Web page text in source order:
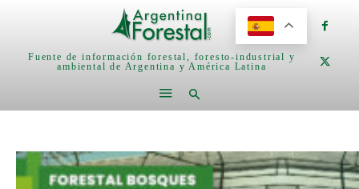
Fuente de información forestal, foresto-industrial y
ambiental de Argentina y América Latina